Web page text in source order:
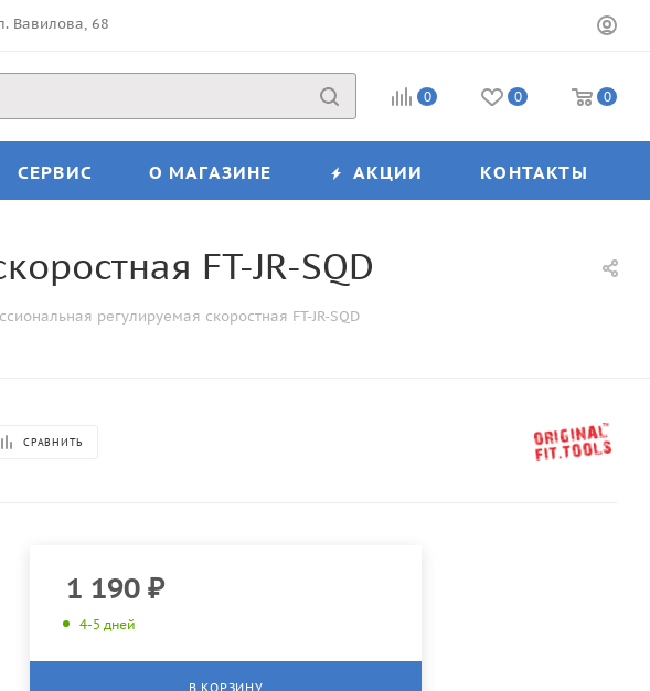
Вавилова, 68
0 0 0
СЕРВИС О МАГАЗИНЕ АКЦИИ КОНТАКТЫ
FT-JR-SQD
регулируемая скоростная FT-JR-SQD
СРАВНИТЬ
1 190 ₽
4-5 дней
В КОРЗИНУ